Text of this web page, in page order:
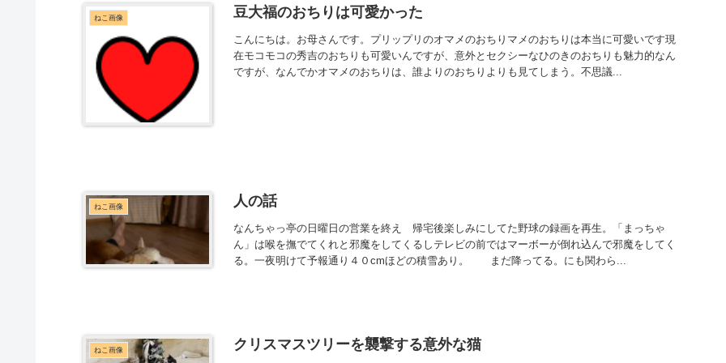
ねこ画像 豆大福のおちりは可愛かった
こんにちは。お母さんです。プリップリのオマメのおちりマメのおちりは本当に可愛いです現
在モコモコの秀吉のおちりも可愛いんですが、意外とセクシーなひのきのおちりも魅力的なん
ですが、なんでかオマメのおちりは、誰よりのおちりよりも見てしまう。不思議...
ねこ画像 人の話
なんちゃっ亭の日曜日の営業を終え 帰宅後楽しみにしてた野球の録画を再生。「まっちゃ
ん」は喉を撫でてくれと邪魔をしてくるしテレビの前ではマーボーが倒れ込んで邪魔をしてく
る。一夜明けて予報通り４０cmほどの積雪あり。 まだ降ってる。にも関わら...
ねこ画像 クリスマスツリーを襲撃する意外な猫